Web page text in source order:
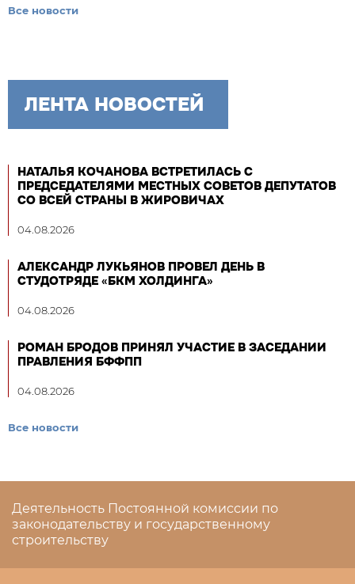
Все новости
ЛЕНТА НОВОСТЕЙ
НАТАЛЬЯ КОЧАНОВА ВСТРЕТИЛАСЬ С
ПРЕДСЕДАТЕЛЯМИ МЕСТНЫХ СОВЕТОВ ДЕПУТАТОВ
СО ВСЕЙ СТРАНЫ В ЖИРОВИЧАХ
04.08.2026
АЛЕКСАНДР ЛУКЬЯНОВ ПРОВЕЛ ДЕНЬ В
СТУДОТРЯДЕ «БКМ ХОЛДИНГА»
04.08.2026
РОМАН БРОДОВ ПРИНЯЛ УЧАСТИЕ В ЗАСЕДАНИИ
ПРАВЛЕНИЯ БФФПП
04.08.2026
Все новости
Деятельность Постоянной комиссии по
законодательству и государственному
строительству